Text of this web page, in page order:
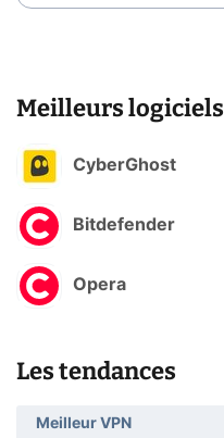
Meilleurs logiciels
CyberGhost
Bitdefender
Opera
Les tendances
Meilleur VPN